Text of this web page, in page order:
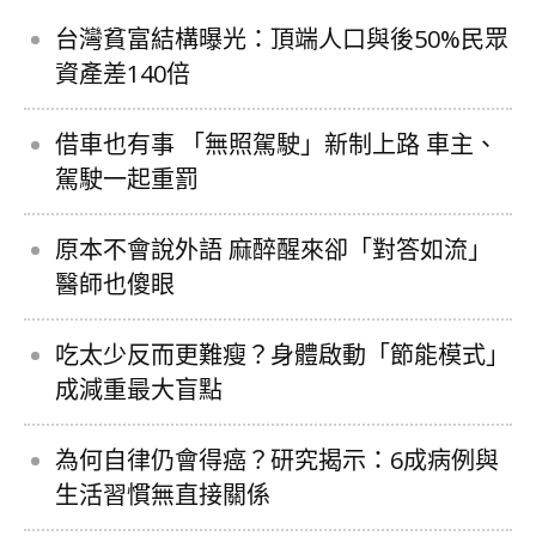
台灣貧富結構曝光：頂端人口與後50%民眾
資產差140倍
借車也有事 「無照駕駛」新制上路 車主、
駕駛一起重罰
原本不會說外語 麻醉醒來卻「對答如流」
醫師也傻眼
吃太少反而更難瘦？身體啟動「節能模式」
成減重最大盲點
為何自律仍會得癌？研究揭示：6成病例與
生活習慣無直接關係